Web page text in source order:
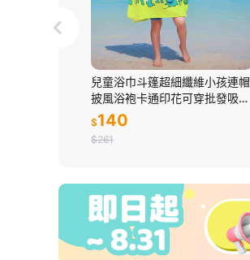
兒童浴巾斗篷超細纖維小孩連帽
披風浴袍卡通印花可穿批發吸水
速乾
$140
$261